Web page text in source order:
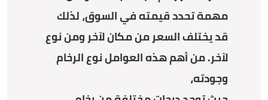
مهمة تحدد قيمته في السوق، لذلك
قد يختلف السعر من مكان لآخر ومن نوع
لآخر. من أهم هذه العوامل نوع الرخام
وجودته،